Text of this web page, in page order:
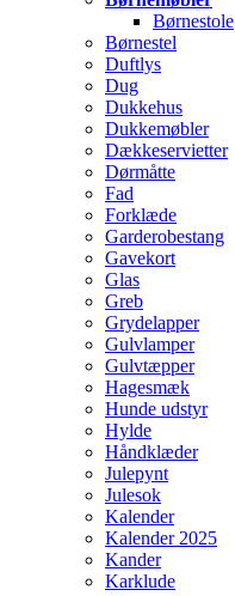
Børnestole
Børnestel
Duftlys
Dug
Dukkehus
Dukkemøbler
Dækkeservietter
Dørmåtte
Fad
Forklæde
Garderobestang
Gavekort
Glas
Greb
Grydelapper
Gulvlamper
Gulvtæpper
Hagesmæk
Hunde udstyr
Hylde
Håndklæder
Julepynt
Julesok
Kalender
Kalender 2025
Kander
Karklude